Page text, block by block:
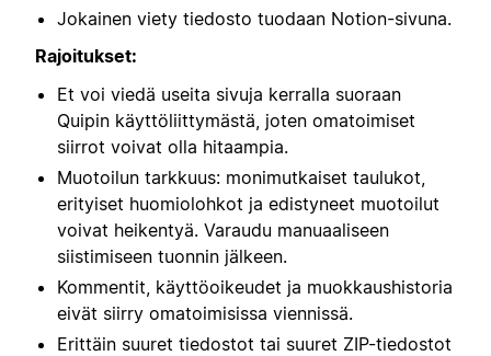
Jokainen viety tiedosto tuodaan Notion-sivuna.
Rajoitukset:
Et voi viedä useita sivuja kerralla suoraan
Quipin käyttöliittymästä, joten omatoimiset
siirrot voivat olla hitaampia.
Muotoilun tarkkuus: monimutkaiset taulukot,
erityiset huomiolohkot ja edistyneet muotoilut
voivat heikentyä. Varaudu manuaaliseen
siistimiseen tuonnin jälkeen.
Kommentit, käyttöoikeudet ja muokkaushistoria
eivät siirry omatoimisissa viennissä.
Erittäin suuret tiedostot tai suuret ZIP-tiedostot